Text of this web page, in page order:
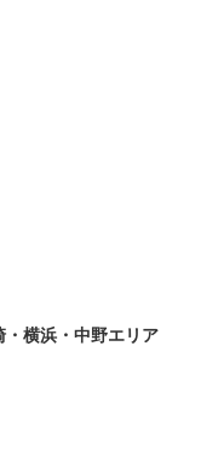
・横浜・中野エリア